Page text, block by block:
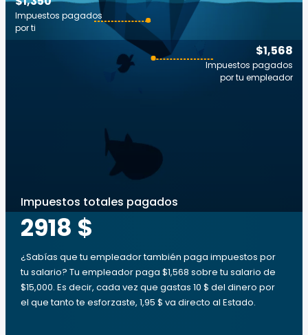
$1,568
Impuestos pagados
por tu empleador
Impuestos pagados
por ti
Impuestos totales pagados
2918 $
¿Sabías que tu empleador también paga impuestos por
tu salario? Tu empleador paga $1,568 sobre tu salario de
$15,000. Es decir, cada vez que gastas 10 $ del dinero por
el que tanto te esforzaste, 1,95 $ va directo al Estado.